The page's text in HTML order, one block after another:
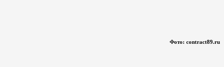
Фото: contract89.ru